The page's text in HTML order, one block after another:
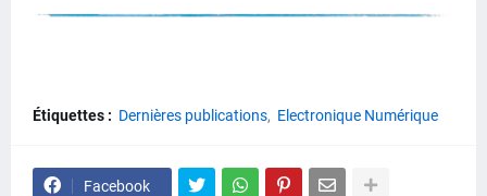
Étiquettes : Dernières publications Electronique Numérique
Facebook